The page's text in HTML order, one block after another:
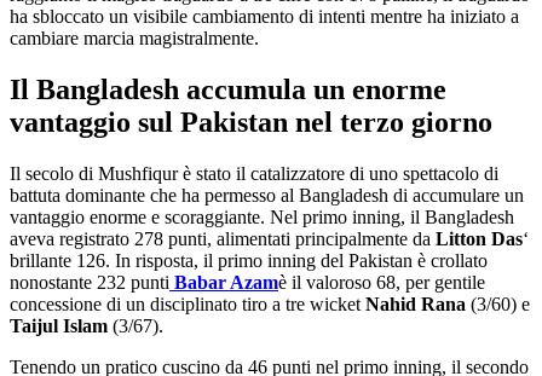
ha sbloccato un visibile cambiamento di intenti mentre ha iniziato a
cambiare marcia magistralmente.
Il Bangladesh accumula un enorme
vantaggio sul Pakistan nel terzo giorno
Il secolo di Mushfiqur è stato il catalizzatore di uno spettacolo di
battuta dominante che ha permesso al Bangladesh di accumulare un
vantaggio enorme e scoraggiante. Nel primo inning, il Bangladesh
aveva registrato 278 punti, alimentati principalmente da Litton Das‘
brillante 126. In risposta, il primo inning del Pakistan è crollato
nonostante 232 punti Babar Azamè il valoroso 68, per gentile
concessione di un disciplinato tiro a tre wicket Nahid Rana (3/60) e
Taijul Islam (3/67).
Tenendo un pratico cuscino da 46 punti nel primo inning, il secondo